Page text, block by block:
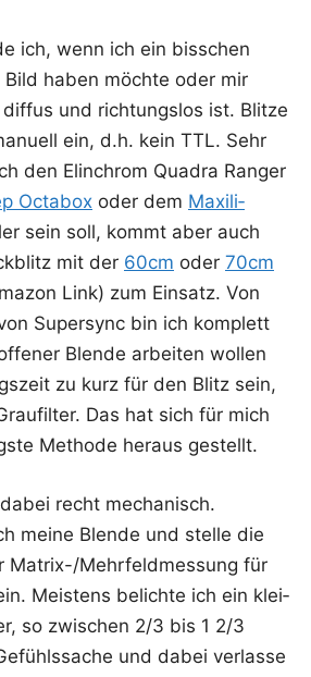
ich, wenn ich ein biss­chen
Bild haben möch­te oder mir
und rich­tungs­los ist. Blit­ze
ein, d.h. kein TTL. Sehr
den Elin­chrom Qua­dra Ran­ger
Octa­box oder dem Maxi­li­
sein soll, kommt aber auch
mit der 60cm oder 70cm
Link) zum Ein­satz. Von
Super­sync bin ich kom­plett
Blen­de arbei­ten wol­len
zu kurz für den Blitz sein,
Das hat sich für mich
Metho­de her­aus gestellt.
recht mecha­nisch.
mei­ne Blen­de und stel­le die
Matrix-/Mehr­feld­mes­sung für
Meis­tens belich­te ich ein klei­
so zwi­schen 2/3 bis 1 2/3
und dabei ver­las­se